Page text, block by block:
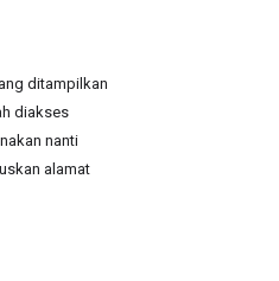
ditampilkan
diakses
nanti
alamat